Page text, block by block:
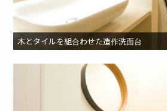
木とタイルを組合わせた造作洗面台